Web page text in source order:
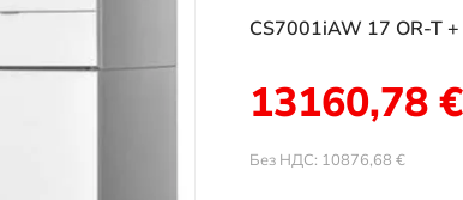
CS7001iAW 17 OR-T
13160,78€
Без НДС: 10876,68 €